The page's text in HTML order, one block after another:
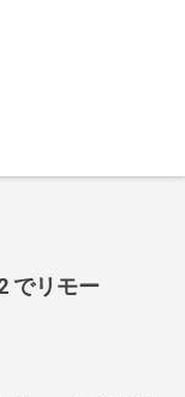
でリモー